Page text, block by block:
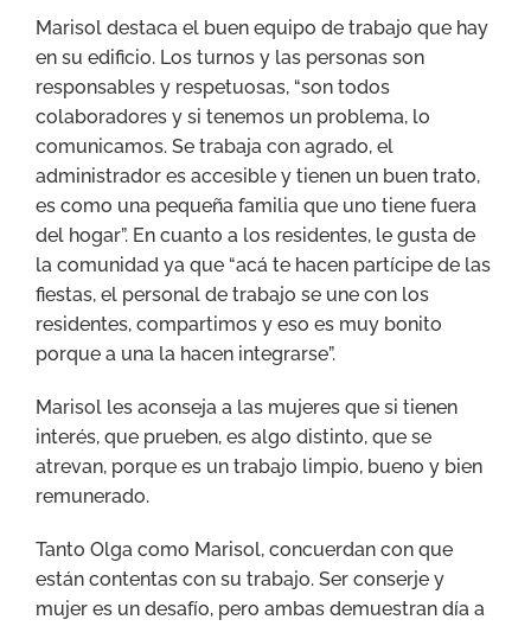
Marisol destaca el buen equipo de trabajo que hay
en su edificio. Los turnos y las personas son
responsables y respetuosas, “son todos
colaboradores y si tenemos un problema, lo
comunicamos. Se trabaja con agrado, el
administrador es accesible y tienen un buen trato,
es como una pequeña familia que uno tiene fuera
del hogar”. En cuanto a los residentes, le gusta de
la comunidad ya que “acá te hacen partícipe de las
fiestas, el personal de trabajo se une con los
residentes, compartimos y eso es muy bonito
porque a una la hacen integrarse”.
Marisol les aconseja a las mujeres que si tienen
interés, que prueben, es algo distinto, que se
atrevan, porque es un trabajo limpio, bueno y bien
remunerado.
Tanto Olga como Marisol, concuerdan con que
están contentas con su trabajo. Ser conserje y
mujer es un desafío, pero ambas demuestran día a